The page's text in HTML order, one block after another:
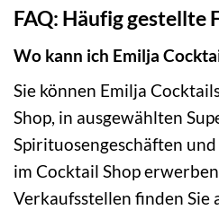
FAQ: Häufig gestellte
Wo kann ich Emilja
Sie können Emilja
Shop, in ausgewählten
Spirituosengeschäften
im Cocktail Shop
Verkaufsstellen finden Sie